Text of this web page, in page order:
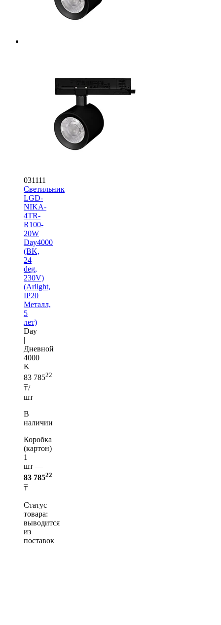
031111
Светильник
LGD-
NIKA-
4TR-
R100-
20W
Day4000
(BK,
24
deg,
230V)
(Arlight,
IP20
Металл,
5
лет)
Day
|
Дневной
4000
K
83 78522
₸/
шт
В
наличии
Коробка
(картон)
1
шт —
83 78522
₸
Статус
товара:
выводится
из
поставок